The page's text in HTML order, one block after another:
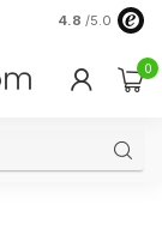
Alleen
4.8 /5.0
0